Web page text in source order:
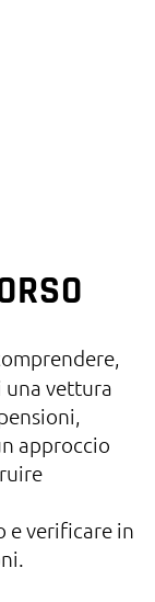
una vettura
approccio
e verificare in